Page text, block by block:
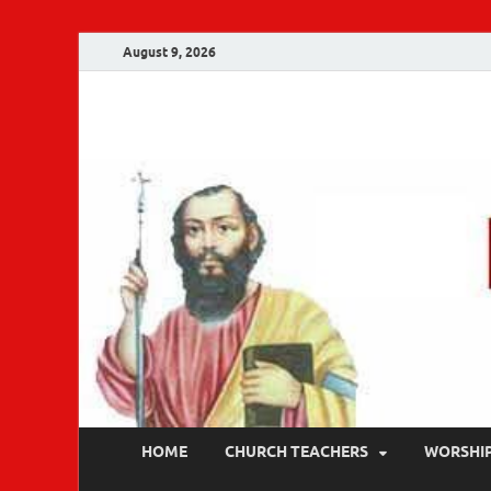
August 9, 2026
HOME CHURCH TEACHERS